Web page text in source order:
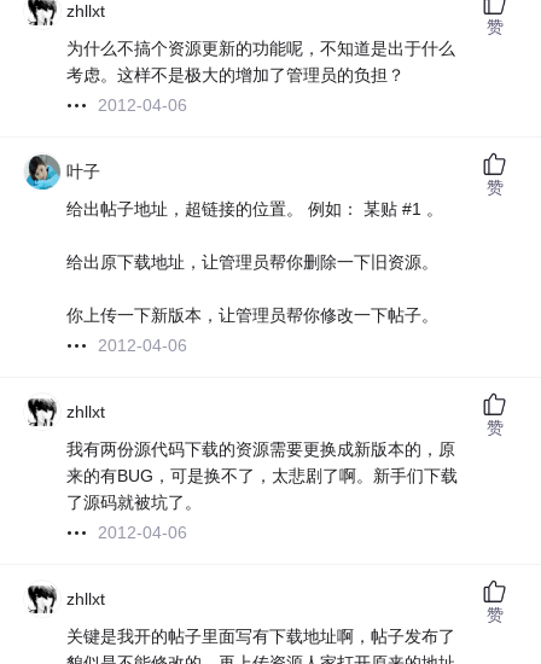
zhllxt
为什么不搞个资源更新的功能呢，不知道是出于什么
考虑。这样不是极大的增加了管理员的负担？
2012-04-06
赞
叶子
给出帖子地址，超链接的位置。 例如： 某贴 #1 。
给出原下载地址，让管理员帮你删除一下旧资源。
你上传一下新版本，让管理员帮你修改一下帖子。
2012-04-06
赞
zhllxt
我有两份源代码下载的资源需要更换成新版本的，原
来的有BUG，可是换不了，太悲剧了啊。新手们下载
了源码就被坑了。
2012-04-06
赞
zhllxt
关键是我开的帖子里面写有下载地址啊，帖子发布了
赞